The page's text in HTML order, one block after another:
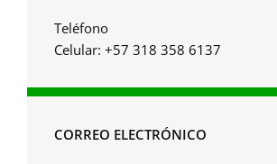
Teléfono
Celular: +57 318 358 6137
CORREO ELECTRÓNICO